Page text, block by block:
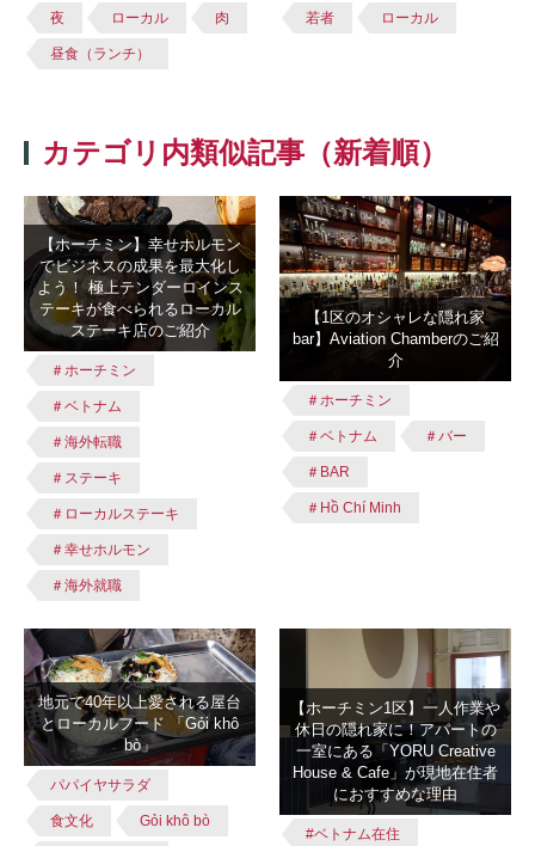
夜 ローカル 肉
昼食（ランチ）
若者 ローカル
カテゴリ内類似記事（新着順）
【ホーチミン】幸せホルモン
でビジネスの成果を最大化し
よう！ 極上テンダーロインス
テーキが食べられるローカル
ステーキ店のご紹介
＃ホーチミン
＃ベトナム
＃海外転職
＃ステーキ
＃ローカルステーキ
＃幸せホルモン
＃海外就職
【1区のオシャレな隠れ家
bar】Aviation Chamberのご紹
介
＃ホーチミン
＃ベトナム ＃バー
＃BAR
＃Hồ Chí Minh
地元で40年以上愛される屋台
とローカルフード 「Gỏi khô
bò」
パパイヤサラダ
食文化 Gỏi khô bò
【ホーチミン1区】一人作業や
休日の隠れ家に！アパートの
一室にある「YORU Creative
House & Cafe」が現地在住者
におすすめな理由
#ベトナム在住